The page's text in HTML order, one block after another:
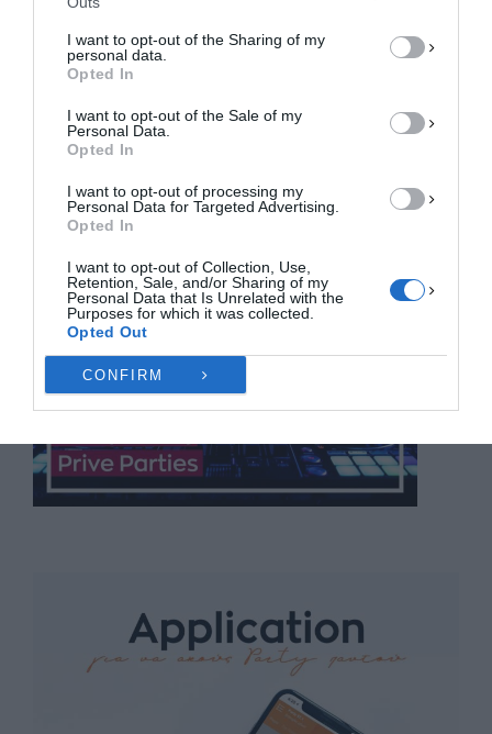
I want to opt-out of the Sharing of my
personal data.
Opted In
I want to opt-out of the Sale of my
Personal Data.
Opted In
I want to opt-out of processing my
Personal Data for Targeted Advertising.
Opted In
I want to opt-out of Collection, Use,
Retention, Sale, and/or Sharing of my
Personal Data that Is Unrelated with the
Purposes for which it was collected.
Opted Out
CONFIRM
ΠΡΟΒΟΛΉ ΠΡΟΤΙΜΉΣΕΩΝ
Πολιτική Cookies